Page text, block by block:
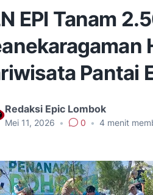
EPI Tanam
Pantai
Redaksi Epic Lombok
Mei 11, 2026 • 0 • 4 menit